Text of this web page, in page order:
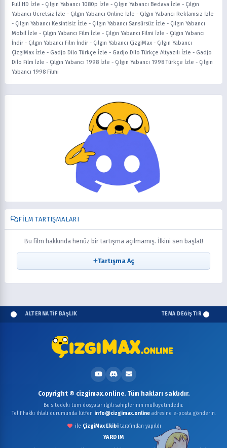
Full HD İzle - Çılgın Yabancı 1080p İzle - Çılgın Yabancı Bedava İzle - Çılgın
Yabancı Ücretsiz İzle - Çılgın Yabancı Online İzle - Çılgın Yabancı Reklamsız İzle
- Çılgın Yabancı Kesintisiz İzle - Çılgın Yabancı Sansürsüz İzle - Çılgın Yabancı
Mobil İzle - Çılgın Yabancı Film İzle - Çılgın Yabancı Filmi İzle - Çılgın Yabancı
İndir - Çılgın Yabancı Film İndir - Çılgın Yabancı ÇizgiMax - Çılgın Yabancı
ÇizgiMax İzle - Gadjo Dilo Türkçe İzle - Gadjo Dilo Türkçe Altyazılı İzle - Gadjo
Dilo Film İzle - Çılgın Yabancı 1998 İzle - Çılgın Yabancı 1998 Türkçe İzle - Çılgın
Yabancı 1998 Filmi
FILM TARTIŞMALARI
Bu film hakkında henüz bir tartışma açılmamış. İlkini sen başlat!
Tartışma Aç
ALTERNATİF BAŞLIK TEMA DEĞİŞTİR
YARDIM
Copyright © cizgimax.online. Tüm hakları saklıdır.
Bu sitedeki tüm dosyalar ilgili sahiplerinin mülkiyetindedir.
Telif hakkı ihlali durumunda lütfen info@cizgimax.onlineadresine e-posta gönderin.
ile ÇizgiMax Ekibitarafından yapıldı